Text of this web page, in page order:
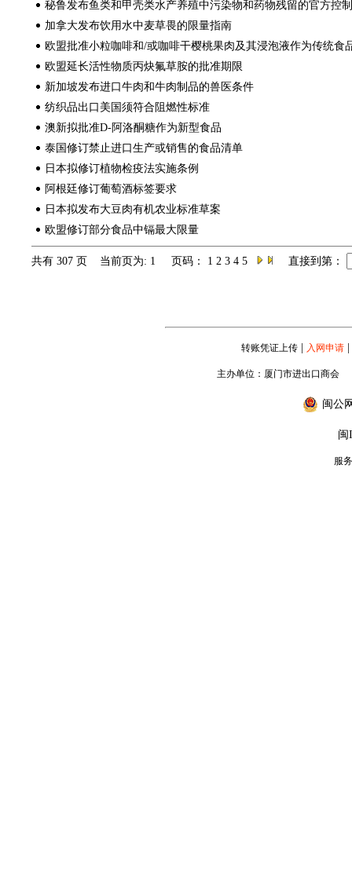
秘鲁发布鱼类和甲壳类水产养殖中污染物和药物残留的官方控
加拿大发布饮用水中麦草畏的限量指南
欧盟批准小粒咖啡和/或咖啡干樱桃果肉及其浸泡液作为传统食
欧盟延长活性物质丙炔氟草胺的批准期限
新加坡发布进口牛肉和牛肉制品的兽医条件
纺织品出口美国须符合阻燃性标准
澳新拟批准D-阿洛酮糖作为新型食品
泰国修订禁止进口生产或销售的食品清单
日本拟修订植物检疫法实施条例
阿根廷修订葡萄酒标签要求
日本拟发布大豆肉有机农业标准草案
欧盟修订部分食品中镉最大限量
共有 307 页 当前页为: 1 页码： 1 2 3 4 5 直接到第：
转账凭证上传| 入网申请|
主办单位：厦门市进出口商
闽公
闽
服